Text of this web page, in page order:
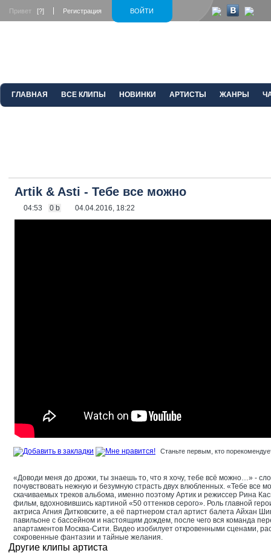
ВОЙТИ
Привет [?] Регистрация
ГЛАВНАЯ ВСЕ КЛИПЫ НОВИНКИ АРТИСТЫ ЖАНРЫ
Artik & Asti - Тебе все можно
04:53 0 b 04.04.2016, 18:22
Станьте первым, кто
«Доводи меня до дрожи, ты знаешь то, что я хочу, тебе всё можно…» -
почувствовать нежную и безумную страсть двух влюбленных. «Тебе все
скачиваемых треков альбома, именно поэтому Артик и режиссер Рина
фильм, вдохновившись картиной «50 оттенков серого». Роль главной
актриса Агния Дитковските, а её партнером стал артист балета Айхан
павильоне с бассейном и настоящим дождем, после чего вся команда
апартаментов Москва-Сити. Видео изобилует откровенными сценами,
сокровенные фантазии и тайные желания.
Другие клипы артиста